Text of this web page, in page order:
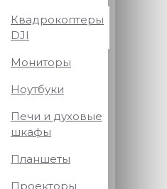
Квадрокоптеры
DJI
Мониторы
Ноутбуки
Печи и духовые
шкафы
Планшеты
Проекторы